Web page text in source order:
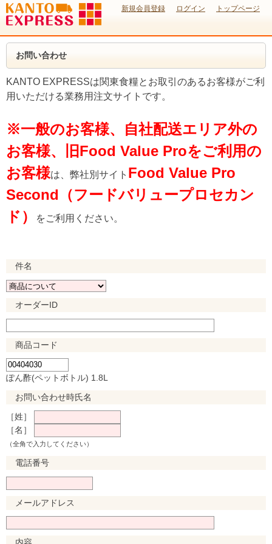
新規会員登録 ログイン トップページ
お問い合わせ
KANTO EXPRESSは関東食糧とお取引のあるお客様がご利
用いただける業務用注文サイトです。
※一般のお客様、自社配送エリア外の
お客様、旧Food Value Proをご利用の
お客様は、弊社別サイト Food Value Pro
Second（フードバリュープロセカン
ド）
をご利用ください。
件名
オーダーID
商品コード
ぽん酢(ペットボトル) 1.8L
お問い合わせ時氏名
［姓］
［名］
（全角で入力してください）
電話番号
メールアドレス